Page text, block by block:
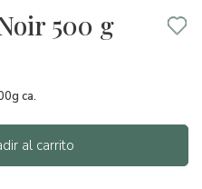
500 g
ca.
al carrito